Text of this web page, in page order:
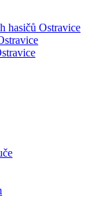
hasičů Ostravice